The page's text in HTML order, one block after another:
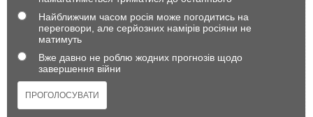
Найближчим часом росія може погодитись на
переговори, але серйозних намірів росіяни не
матимуть
Вже давно не роблю жодних прогнозів щодо
завершення війни